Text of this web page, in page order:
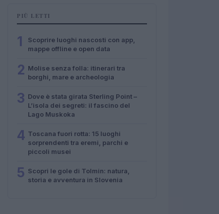
PIÙ LETTI
1
Scoprire luoghi nascosti con app,
mappe offline e open data
2 Molise senza folla: itinerari tra
borghi, mare e archeologia
3 Dove è stata girata Sterling Point –
L’isola dei segreti: il fascino del
Lago Muskoka
4 Toscana fuori rotta: 15 luoghi
sorprendenti tra eremi, parchi e
piccoli musei
5 Scopri le gole di Tolmin: natura,
storia e avventura in Slovenia